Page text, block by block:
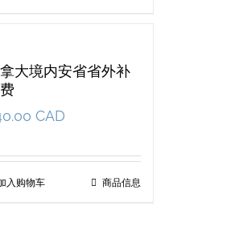
大境内安省省外补
CAD
入购物车 商品信息